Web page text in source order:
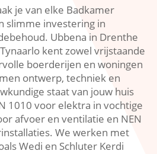
je van elke Badkamer
slimme investering in
Ubbena in Drenthe
kent zowel vrijstaande
boerderijen en woningen
ontwerp, techniek en
staat van jouw huis
1010 voor elektra in vochtige
afvoer en ventilatie en NEN
We werken met
Wedi en Schluter Kerdi